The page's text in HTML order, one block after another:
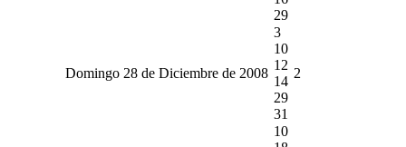
29
Domingo 28 de Diciembre de 2008
3
10
12
14
29
31
2
10